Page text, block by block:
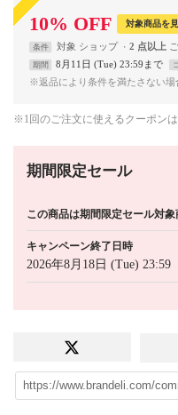
10% OFF 対象商品を
条件 対象 ショップ 2 点以上
期間 8月11日 (Tue) 23:59まで
※返品により条件を満たさない場
※1回のご注文に使えるクーポン
期間限定セール
この商品は期間限定セール対象
キャンペーン終了日時
2026年8月18日 (Tue) 23:59